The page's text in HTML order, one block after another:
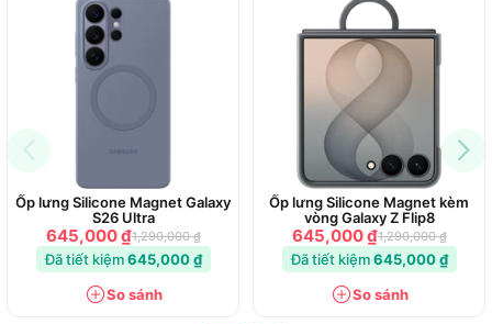
Cũng như mọi ốp lưng do Apple thiết kế, ốp lưng này phải
trải qua hàng ngàn giờ kiểm tra suốt quá trình thiết kế và sản
xuất. Do đó, ốp lưng này không chỉ đẹp tuyệt vời mà còn
Ốp lưng Silicone Magnet Galaxy
S26 Ultra
645,000 ₫1,290,000 ₫
Đã tiết kiệm645,000 ₫
So sánh
Ốp lưng Silicone Magnet kèm
vòng Galaxy Z Flip8
645,000 ₫1,290,000 ₫
Đã tiết kiệm645,000 ₫
So sánh